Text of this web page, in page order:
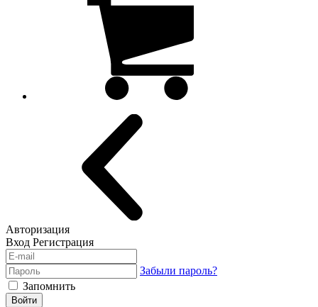
Авторизация
Вход Регистрация
Забыли пароль?
Запомнить
Войти